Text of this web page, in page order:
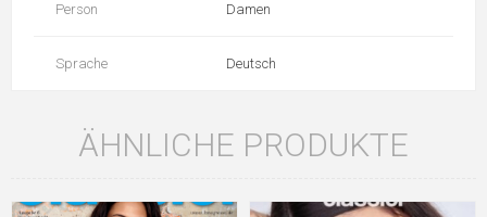
Person Damen
Sprache Deutsch
ÄHNLICHE PRODUKTE